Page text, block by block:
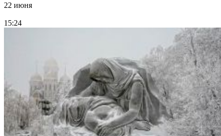
22 июня
15:24